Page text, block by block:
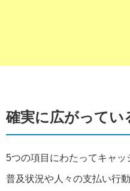
確実に広がってい
5つの項目にわたってキャ
普及状況や人々の支払い行